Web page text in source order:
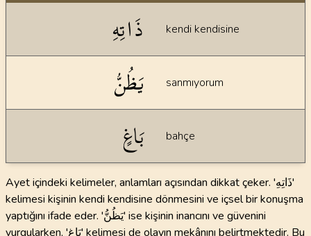
ذَاتِهِ kendi kendisine
يَظُنُّ sanmıyorum
بَاغٍ bahçe
Ayet içindeki kelimeler, anlamları açısından dikkat çeker. 'ذَاتِهِ'
kelimesi kişinin kendi kendisine dönmesini ve içsel bir konuşma
yaptığını ifade eder. 'يَظُنُّ' ise kişinin inancını ve güvenini
vurgularken, 'بَاغٍ' kelimesi de olayın mekânını belirtmektedir. Bu